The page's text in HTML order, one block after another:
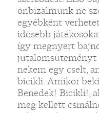
önbizalmunk ne
egyébként
idősebb
így megnyert
nekem egy cselt,
bicikli. Amikor
Benedek! Bicikli!,
meg kellett